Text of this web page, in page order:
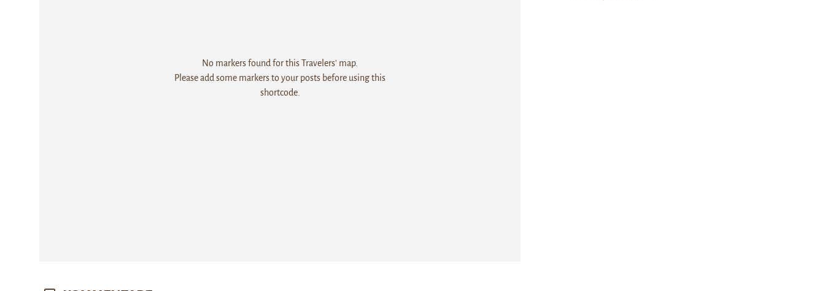
No markers found for this Travelers' map.
Please add some markers to your posts before using this
shortcode.